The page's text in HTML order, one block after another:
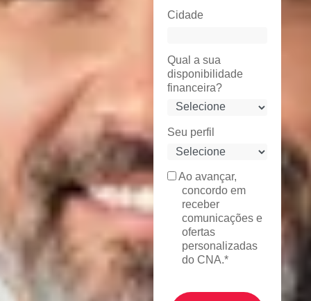
Cidade
Qual a sua
disponibilidade
financeira?
Seu perfil
Ao avançar,
concordo em
receber
comunicações e
ofertas
personalizadas
do CNA.*